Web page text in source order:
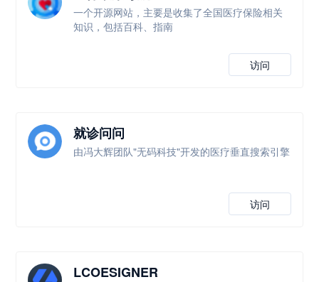
一个开源网站，主要是收集了全国医疗保险相关
知识，包括百科、指南
访问
就诊问问
由冯大辉团队"无码科技"开发的医疗垂直搜索引擎
访问
LCOESIGNER